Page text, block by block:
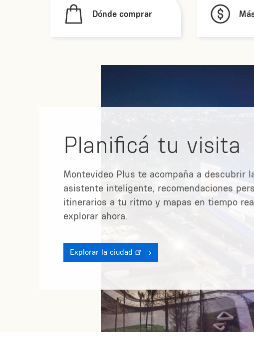
Dónde comprar
Planificá tu visita
Montevideo Plus te acompaña a descubrir
asistente inteligente, recomendaciones
itinerarios a tu ritmo y mapas en tiempo
explorar ahora.
Explorar la ciudad